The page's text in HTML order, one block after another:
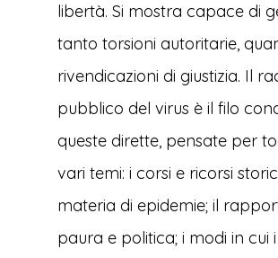
libertà. Si mostra capace di
tanto torsioni autoritarie,
rivendicazioni di giustizia. Il
pubblico del virus è il filo
queste dirette, pensate per
vari temi: i corsi e ricorsi
materia di epidemie; il
paura e politica; i modi in cui